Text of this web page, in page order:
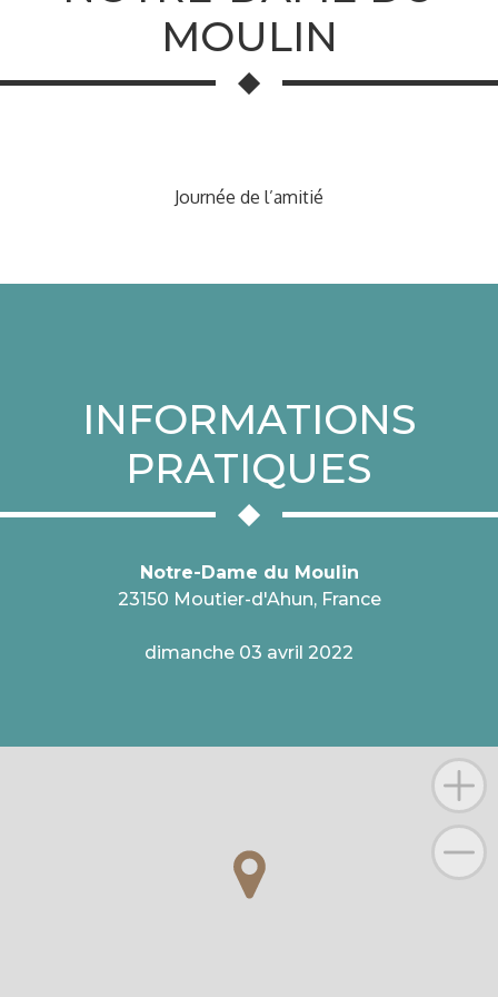
MOULIN
Journée de l’amitié
INFORMATIONS
PRATIQUES
Notre-Dame du Moulin
23150 Moutier-d'Ahun, France
dimanche 03 avril 2022